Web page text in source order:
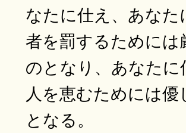
なたに仕え、あなた
者を罰するためには
のとなり、あなたに
人を恵むためには優
となる。